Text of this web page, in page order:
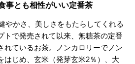
事とも相性がいい定番茶
やかさ、美しさをもたらしてくれる
トで発売されて以来、無糖茶の定番
れているお茶。ノンカロリーでノン
はじめ、玄米（発芽玄米2％）、大